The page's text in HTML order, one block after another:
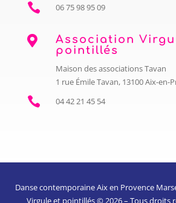
 06 75 98 95 09

Association
pointillés
Maison des associations Tavan
1 rue Émile Tavan, 13100 Aix-en-
 04 42 21 45 54
Danse contemporaine Aix en Provence
Virgule et pointillés © 2026 – Tous droits